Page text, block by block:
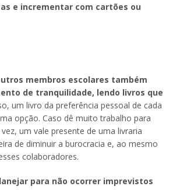
e incrementar com cartões ou
membros escolares também
de tranquilidade, lendo livros que
um livro da preferência pessoal de cada
opção. Caso dê muito trabalho para
um vale presente de uma livraria
de diminuir a burocracia e, ao mesmo
colaboradores.
para não ocorrer imprevistos